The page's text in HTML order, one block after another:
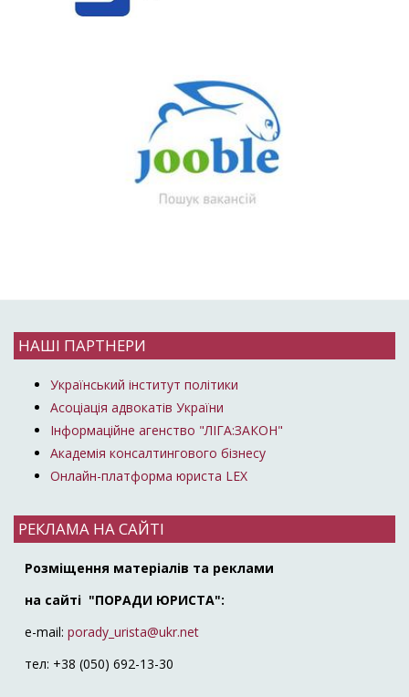
НАШІ ПАРТНЕРИ
Український інститут політики
Асоціація адвокатів України
Інформаційне агенство "ЛІГА:ЗАКОН"
Академія консалтингового бізнесу
Онлайн-платформа юриста LEX
РЕКЛАМА НА САЙТІ
Розміщення матеріалів та реклами
на сайті "ПОРАДИ ЮРИСТА":
e-mail: porady_urista@ukr.net
тел: +38 (050) 692-13-30